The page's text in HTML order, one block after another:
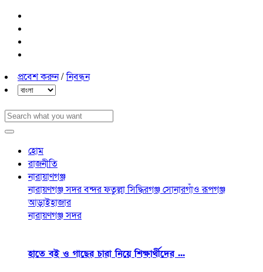
প্রবেশ করুন/নিবন্ধন
হোম
রাজনীতি
নারায়াণগঞ্জ
নারায়ণগঞ্জ সদরবন্দরফতুল্লাসিদ্ধিরগঞ্জসোনারগাঁওরূপগঞ্জ
আড়াইহাজার
নারায়ণগঞ্জ সদর
হাতে বই ও গাছের চারা নিয়ে শিক্ষার্থীদের ...